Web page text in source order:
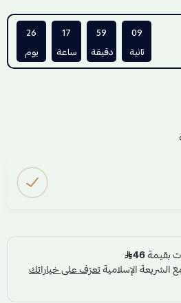
09
ثانية
59
دقيقة
17
ساعة
26
يوم